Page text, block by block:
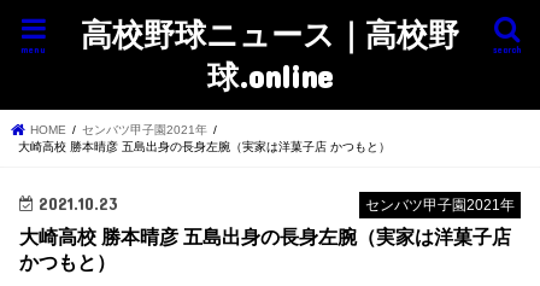
高校野球ニュース｜高校野
球.online
search
menu
HOME
センバツ甲子園2021年
大崎高校 勝本晴彦 五島出身の長身左腕（実家は洋菓子店 かつもと）
センバツ甲子園2021年
2021.10.23
大崎高校 勝本晴彦 五島出身の長身左腕（実家は洋菓子店
かつもと）